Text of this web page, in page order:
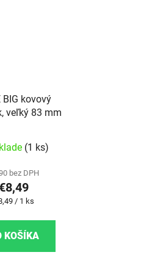
BIG kovový
veľký 83 mm
(1 ks)
bez DPH
cena:
/ 1 ks
KOŠÍKA